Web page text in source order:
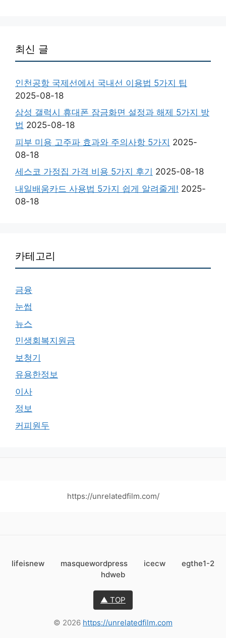
최신 글
인천공항 국제선에서 국내선 이용법 5가지 팁
2025-08-18
삼성 갤럭시 휴대폰 잠금화면 설정과 해제 5가지 방
법 2025-08-18
피부 미용 고주파 효과와 주의사항 5가지 2025-
08-18
세스코 가정집 가격 비용 5가지 후기 2025-08-18
내일배움카드 사용법 5가지 쉽게 알려줄게! 2025-
08-18
카테고리
금융
눈썹
뉴스
민생회복지원금
보청기
유용한정보
이사
정보
커피원두
https://unrelatedfilm.com/
lifeisnew masquewordpress icecw
egthe1-2
hdweb
▲ TOP
© 2026 https://unrelatedfilm.com